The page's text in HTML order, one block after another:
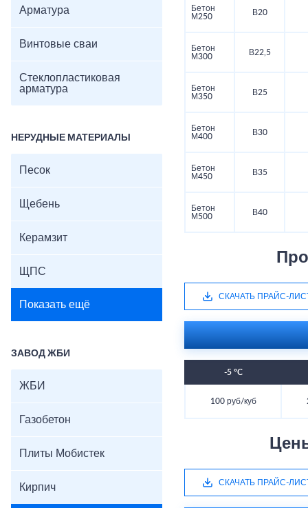
Арматура
Винтовые сваи
Стеклопластиковая
арматура
НЕРУДНЫЕ МАТЕРИАЛЫ
Песок
Щебень
Керамзит
ЩПС
Показать ещё
ЗАВОД ЖБИ
ЖБИ
Газобетон
Плиты Мобистек
Кирпич
Бетон
М250
В20
Бетон
М300
В22,5
Бетон
М350
В25
Бетон
М400
В30
Бетон
М450
В35
Бетон
М500
В40
СКАЧАТЬ ПРАЙС-
-5 °C
100 руб/куб
СКАЧАТЬ ПРАЙС-